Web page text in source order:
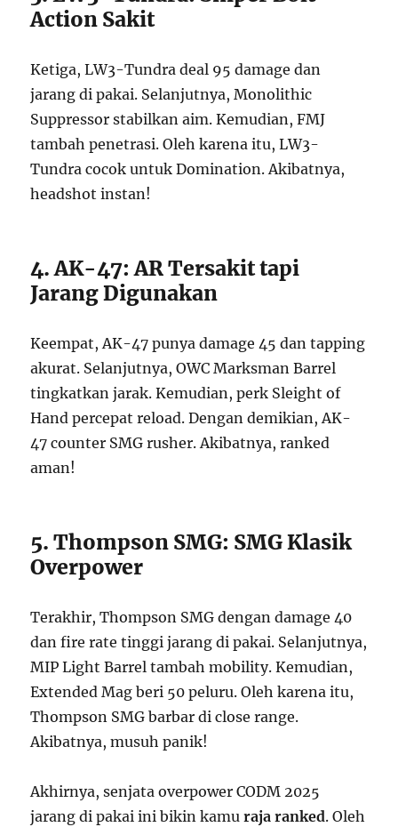
Action Sakit
Ketiga, LW3-Tundra deal 95 damage dan
jarang di pakai. Selanjutnya, Monolithic
Suppressor stabilkan aim. Kemudian, FMJ
tambah penetrasi. Oleh karena itu, LW3-
Tundra cocok untuk Domination. Akibatnya,
headshot instan!
4. AK-47: AR Tersakit tapi
Jarang Digunakan
Keempat, AK-47 punya damage 45 dan tapping
akurat. Selanjutnya, OWC Marksman Barrel
tingkatkan jarak. Kemudian, perk Sleight of
Hand percepat reload. Dengan demikian, AK-
47 counter SMG rusher. Akibatnya, ranked
aman!
5. Thompson SMG: SMG Klasik
Overpower
Terakhir, Thompson SMG dengan damage 40
dan fire rate tinggi jarang di pakai. Selanjutnya,
MIP Light Barrel tambah mobility. Kemudian,
Extended Mag beri 50 peluru. Oleh karena itu,
Thompson SMG barbar di close range.
Akibatnya, musuh panik!
Akhirnya, senjata overpower CODM 2025
jarang di pakai ini bikin kamuraja ranked. Oleh